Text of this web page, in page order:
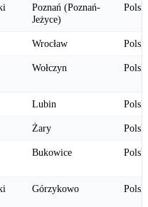
Poznań (Poznań-
Jeżyce)
Wrocław
Wołczyn
Lubin
Żary
Bukowice
Górzykowo